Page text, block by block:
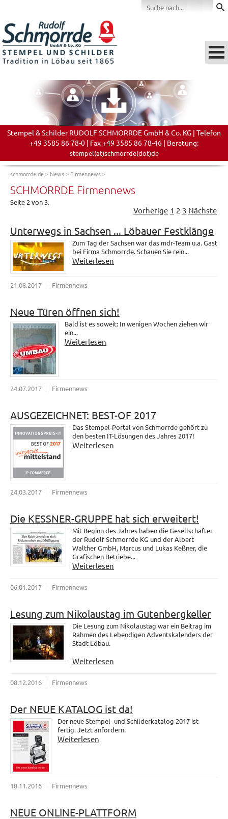
Stempel & Schilder RUDOLF SCHMORRDE GmbH & Co. KG | Telefon
+49 3585 86 78-0 | Fax +49 3585 86 78-46 | Beratung:
stempel(at)schmorrde(dot)de
schmorrde.de> News> Firmennews>
SCHMORRDE Firmennews
Seite 2 von 3.
Vorherige 1 2 3 Nächste
Unterwegs in Sachsen ... Löbauer Festklänge
Zum Tag der Sachsen war das mdr-Team u.a. Gast
bei Firma Schmorrde. Schauen Sie rein...
Weiterlesen
21.08.2017 Firmennews
Neue Türen öffnen sich!
Bald ist es soweit: In wenigen Wochen ziehen wir
ein...
Weiterlesen
24.07.2017 Firmennews
AUSGEZEICHNET: BEST-OF 2017
Das Stempel-Portal von Schmorrde gehört zu
den besten IT-Lösungen des Jahres 2017!
Weiterlesen
24.03.2017 Firmennews
Die KESSNER-GRUPPE hat sich erweitert!
Mit Beginn des Jahres haben die Gesellschafter
der Rudolf Schmorrde KG und der Albert
Walther GmbH, Marcus und Lukas Keßner, die
Grafischen Betriebe...
Weiterlesen
06.01.2017 Firmennews
Lesung zum Nikolaustag im Gutenbergkeller
Die Lesung zum Nikolaustag war ein Beitrag im
Rahmen des Lebendigen Adventskalenders der
Stadt Löbau.
Weiterlesen
08.12.2016 Firmennews
Der NEUE KATALOG ist da!
Der neue Stempel- und Schilderkatalog 2017 ist
fertig. Jetzt anfordern.
Weiterlesen
18.11.2016 Firmennews
NEUE ONLINE-PLATTFORM